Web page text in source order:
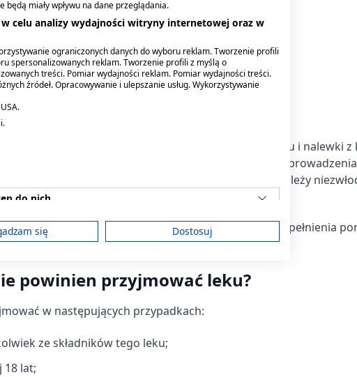
decyduje lekarz.
jej pominięcie
Krople nasercowe: Ze względu na zawartość etanolu i nalewki z
większej niż zalecana, może ograniczyć zdolność prowadzenia
W przypadku znacznego przedawkowania leku należy
Nie należy stosować dawki podwójnej w celu uzupełnienia
powinien przyjmować leku?
w następujących przypadkach:
ze składników tego leku;
18 lat;
miały wpływu na dane przeglądania.
celu analizy wydajności witryny internetowej oraz w
ograniczonych danych do wyboru reklam. Tworzenie profili
spersonalizowanych reklam. Tworzenie profili z myślą o
treści. Pomiar wydajności reklam. Pomiar wydajności treści.
źródeł. Opracowywanie i ulepszanie usług. Wykorzystywanie
do nich
reklam
reklam
treści
się Dostosuj